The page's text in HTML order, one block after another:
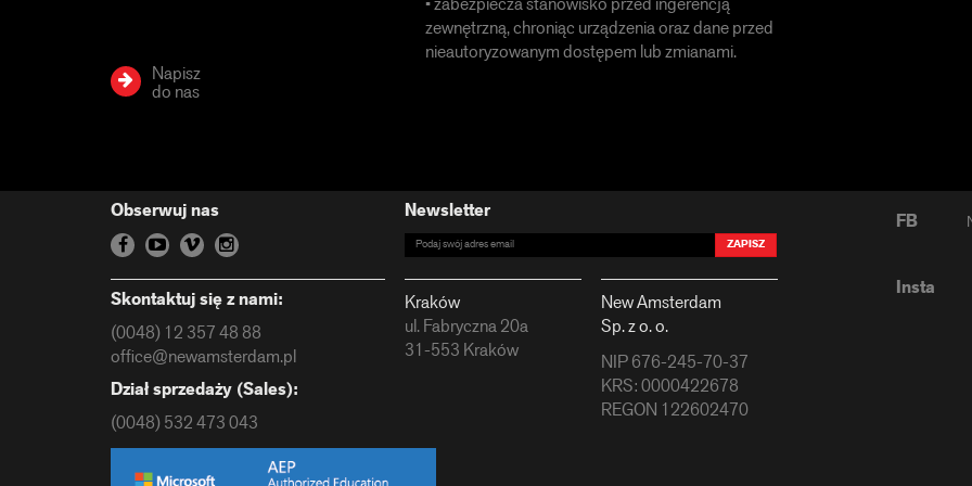
• zabezpiecza stanowisko przed ingerencją
zewnętrzną, chroniąc urządzenia oraz dane przed
nieautoryzowanym dostępem lub zmianami.
Napisz
do nas
Obserwuj nas Newsletter
ZAPISZ
Skontaktuj się z nami:
(0048) 12 357 48 88
office@newamsterdam.pl
Dział sprzedaży (Sales):
(0048) 532 473 043
Kraków
ul. Fabryczna 20a
31-553 Kraków
New Amsterdam
Sp. z o. o.
NIP 676-245-70-37
KRS: 0000422678
REGON 122602470
FB
Insta